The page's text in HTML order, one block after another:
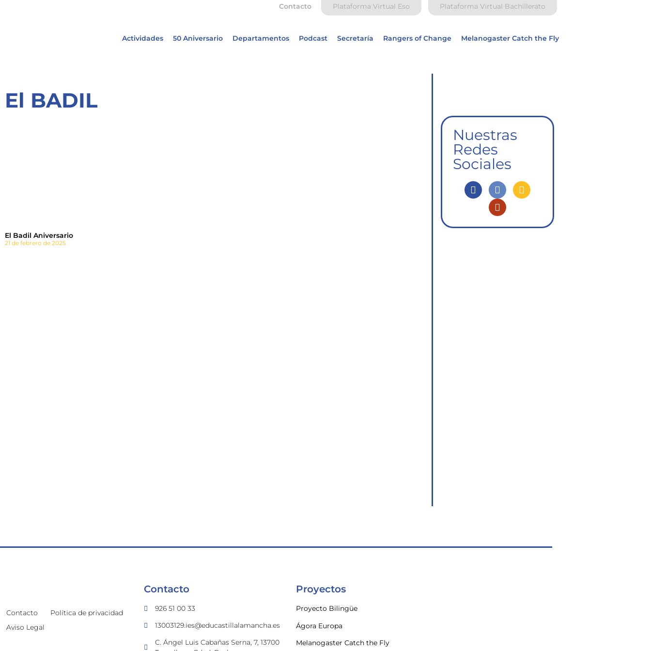
Contacto Plataforma Virtual Eso Plataforma Virtual Bachillerato
Actividades 50 Aniversario Departamentos Podcast Secretaría Rangers of Change Melanogaster Catch the Fly
El BADIL
El Badil Aniversario
21 de febrero de 2025
Nuestras
Redes
Sociales
Contacto
Política de privacidad
Aviso Legal
Contacto
926 51 00 33
13003129.ies@educastillalamancha.es
C. Ángel Luis Cabañas Serna, 7, 13700
Proyectos
Proyecto Bilingüe
Ágora Europa
Melanogaster Catch the Fly